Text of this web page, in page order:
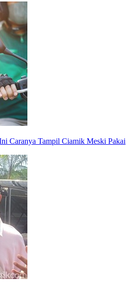
Caranya Tampil Ciamik Meski Pakai